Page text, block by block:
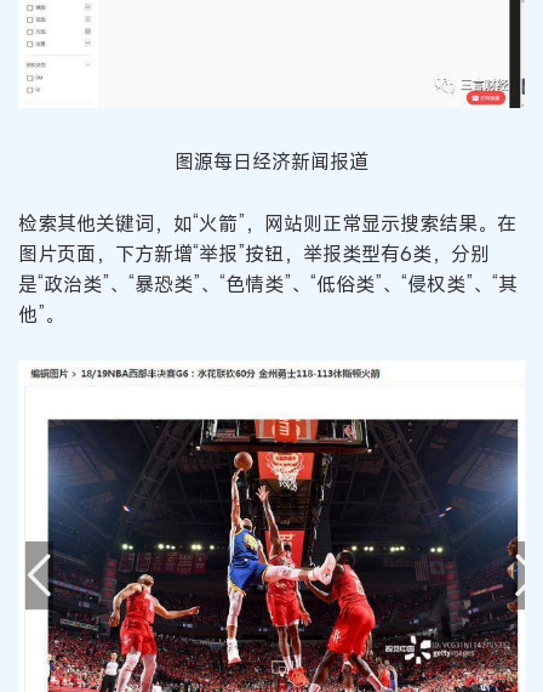
图源每日经济新闻报道
检索其他关键词，如“火箭”，网站则正常显示搜索结果。在
图片页面，下方新增“举报”按钮，举报类型有6类，分别
是“政治类”、“暴恐类”、“色情类”、“低俗类”、“侵权类”、“其
他”。